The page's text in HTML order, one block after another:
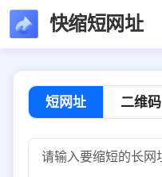
快缩短网址
短网址 二维码